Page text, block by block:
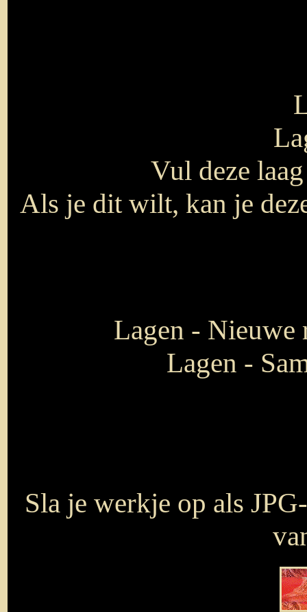
Vul deze
Als je dit wilt, kan je
Lagen - Nieuwe
Lagen -
Sla je werkje op als